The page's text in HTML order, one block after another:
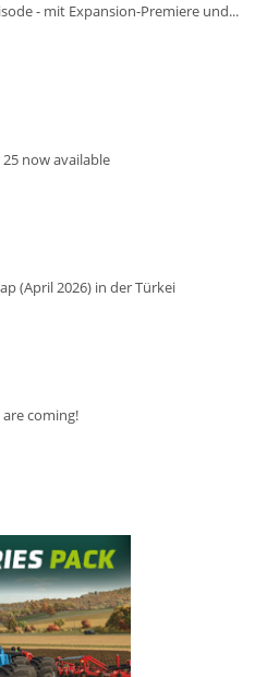
- mit Expansion-Premiere und...
now available
(April 2026) in der Türkei
are coming!